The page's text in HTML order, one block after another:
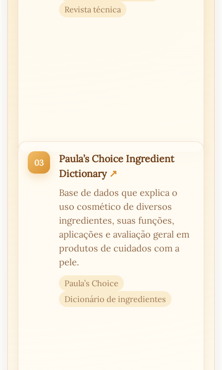
Revista técnica
Paula’s Choice Ingredient
Dictionary
Base de dados que explica o
uso cosmético de diversos
ingredientes, suas funções,
aplicações e avaliação geral em
produtos de cuidados com a
pele.
Paula’s Choice
Dicionário de ingredientes